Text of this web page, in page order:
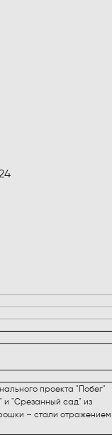
проекта "Побег"
и "Срезанный сад" из
– стали отражением